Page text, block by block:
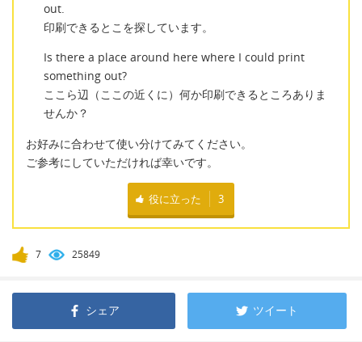
out.
印刷できるとこを探しています。
Is there a place around here where I could print
something out?
ここら辺（ここの近くに）何か印刷できるところありま
せんか？
お好みに合わせて使い分けてみてください。
ご参考にしていただければ幸いです。
役に立った 3
7 25849
シェア ツイート